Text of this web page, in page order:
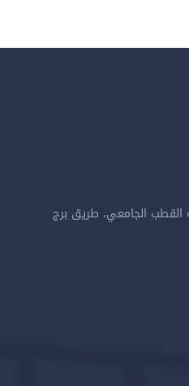
القطب الجامعي، طريق برج